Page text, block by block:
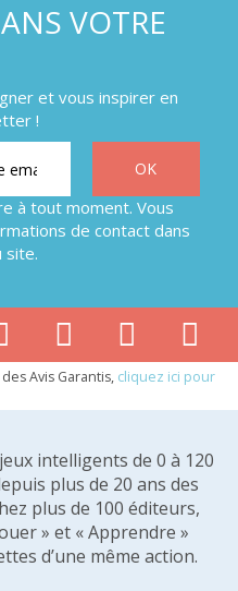
VOTRE
et vous inspirer en
!
à tout moment. Vous
de contact dans
site.
Avis Garantis, cliquez ici pour
intelligents de 0 à 120
plus de 20 ans des
plus de 100 éditeurs,
» et « Apprendre »
d’une même action.